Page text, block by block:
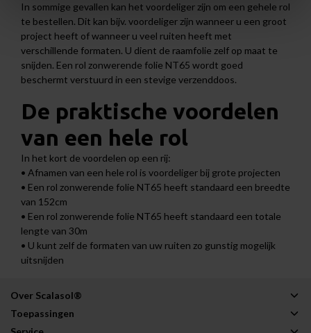
In sommige gevallen kan het voordeliger zijn om een gehele rol
te bestellen. Dit kan bijv. voordeliger zijn wanneer u een groot
project heeft of wanneer u veel ruiten heeft met
verschillende formaten. U dient de raamfolie zelf op maat te
snijden. Een rol zonwerende folie NT65 wordt goed
beschermt verstuurd in een stevige verzenddoos.
De praktische voordelen
van een hele rol
In het kort de voordelen op een rij:
• Afnamen van een hele rol is voordeliger bij grote projecten
• Een rol zonwerende folie NT65 heeft standaard een breedte
van 152cm
• Een rol zonwerende folie NT65 heeft standaard een totale
lengte van 30m
• U kunt zelf de formaten van uw ruiten zo gunstig mogelijk
uitsnijden
Over Scalasol®
Toepassingen